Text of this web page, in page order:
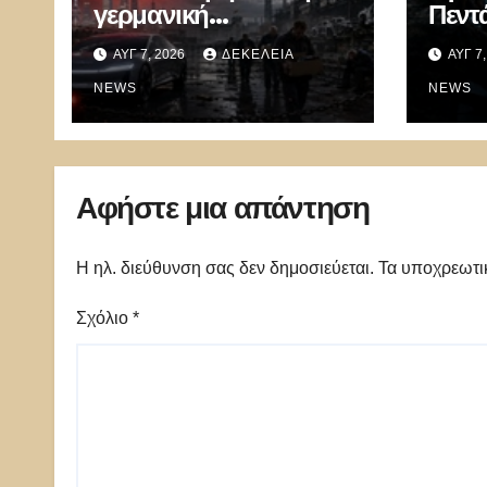
γερμανική
αυτοκρατορία του
αυτοκινήτου –
100.000 απολύσεις,
λουκέτα και πολιτικός
πανικός
ΑΥΓ 7, 2026 ΔΕΚΈΛΕΙΑ
NEWS
ΗΠΑ
ΑΥΓ
NEWS
Αφήστε μια απάντηση
Η ηλ. διεύθυνση σας δεν δημοσιεύεται. Τα
Σχόλιο *